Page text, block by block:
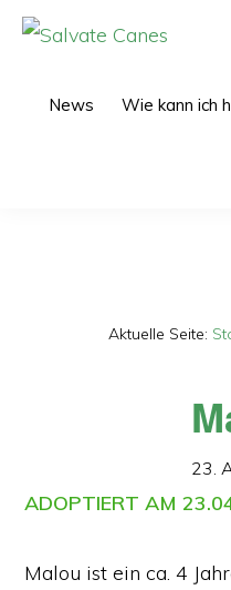
Zur
Zum
News Wie kann ich
Aktuelle Seite:
23.
ADOPTIERT AM
Malou ist ein ca. 4